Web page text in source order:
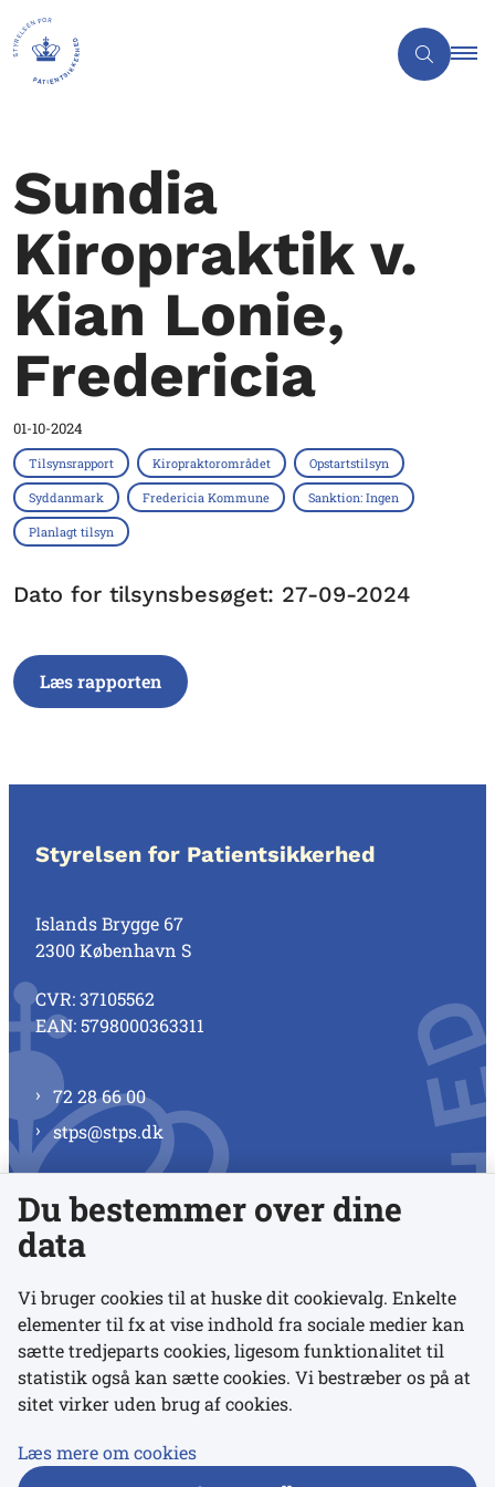
Sundia
Kiropraktik v.
Kian Lonie,
Fredericia
01-10-2024
Tilsynsrapport Kiropraktorområdet Opstartstilsyn
Syddanmark Fredericia Kommune Sanktion: Ingen
Planlagt tilsyn
Dato for tilsynsbesøget: 27-09-2024
Læs rapporten
Styrelsen for Patientsikkerhed
Islands Brygge 67
2300 København S
CVR: 37105562
EAN: 5798000363311
72 28 66 00
stps@stps.dk
Se alle kontaktnumre
Links
Udgivelser
Du bestemmer over dine
data
Vi bruger cookies til at huske dit cookievalg. Enkelte
elementer til fx at vise indhold fra sociale medier kan
sætte tredjeparts cookies, ligesom funktionalitet til
statistik også kan sætte cookies. Vi bestræber os på at
sitet virker uden brug af cookies.
Læs mere om cookies